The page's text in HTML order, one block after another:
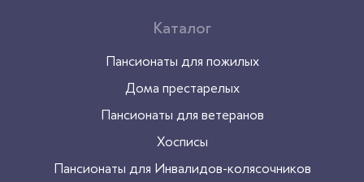
Каталог
Пансионаты для пожилых
Дома престарелых
Пансионаты для ветеранов
Хосписы
Пансионаты для Инвалидов-колясочников